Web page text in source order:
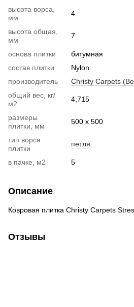
высота ворса,
мм
4
высота общая,
мм
7
основа плитки
битумная
состав плитки
Nylon
производитель
Christy Carpets
общий вес, кг/
м2
4,715
размеры
плитки, мм
500 х 500
тип ворса
плитки
петля
в пачке, м2 5
Описание
Ковровая плитка Christy Carpets
Отзывы